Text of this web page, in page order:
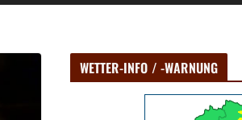
WETTER-INFO / -WARNUNG